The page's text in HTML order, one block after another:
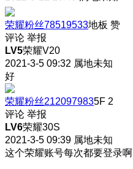
荣耀粉丝78519533地板 赞
评论 举报
LV5荣耀V20
2021-3-5 09:32 属地未知
好
荣耀粉丝2120979835F 2
评论 举报
LV6荣耀30S
2021-3-5 09:39 属地未知
这个荣耀账号每次都要登录啊